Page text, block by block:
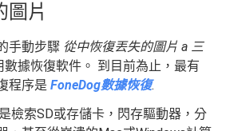
圖片
手動步驟 從中恢復丟失的圖片 a 三
據恢復軟件。 到目前為止，最有
程序是FoneDog數據恢復.
檢索SD或存儲卡，閃存驅動器，分